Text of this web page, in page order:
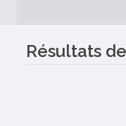
Résultats